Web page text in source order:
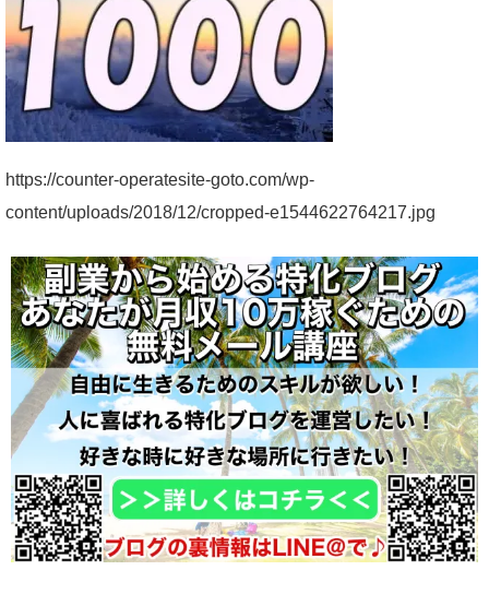
https://counter-operatesite-goto.com/wp-
content/uploads/2018/12/cropped-e1544622764217.jpg